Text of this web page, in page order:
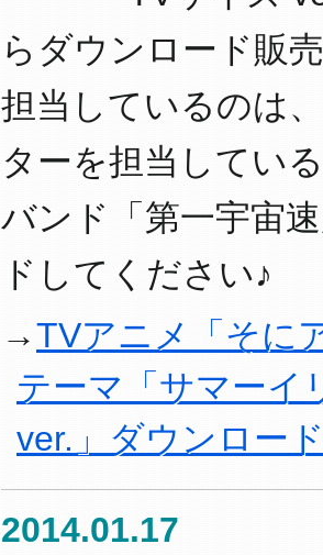
らダウンロード販
担当しているのは
ターを担当してい
バンド「第一宇宙
ドしてください♪
TVアニメ「そに
テーマ「サマーイ
ver.」ダウンロー
2014.01.17